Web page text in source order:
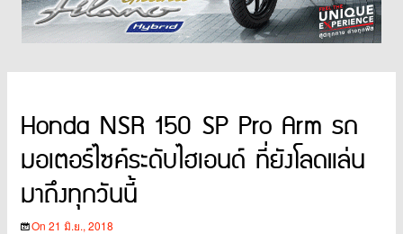
Honda NSR 150 SP Pro Arm รถ
มอเตอร์ไซค์ระดับไฮเอนด์ ที่ยังโลดแล่น
มาถึงทุกวันนี้
On 21 มิ.ย., 2018